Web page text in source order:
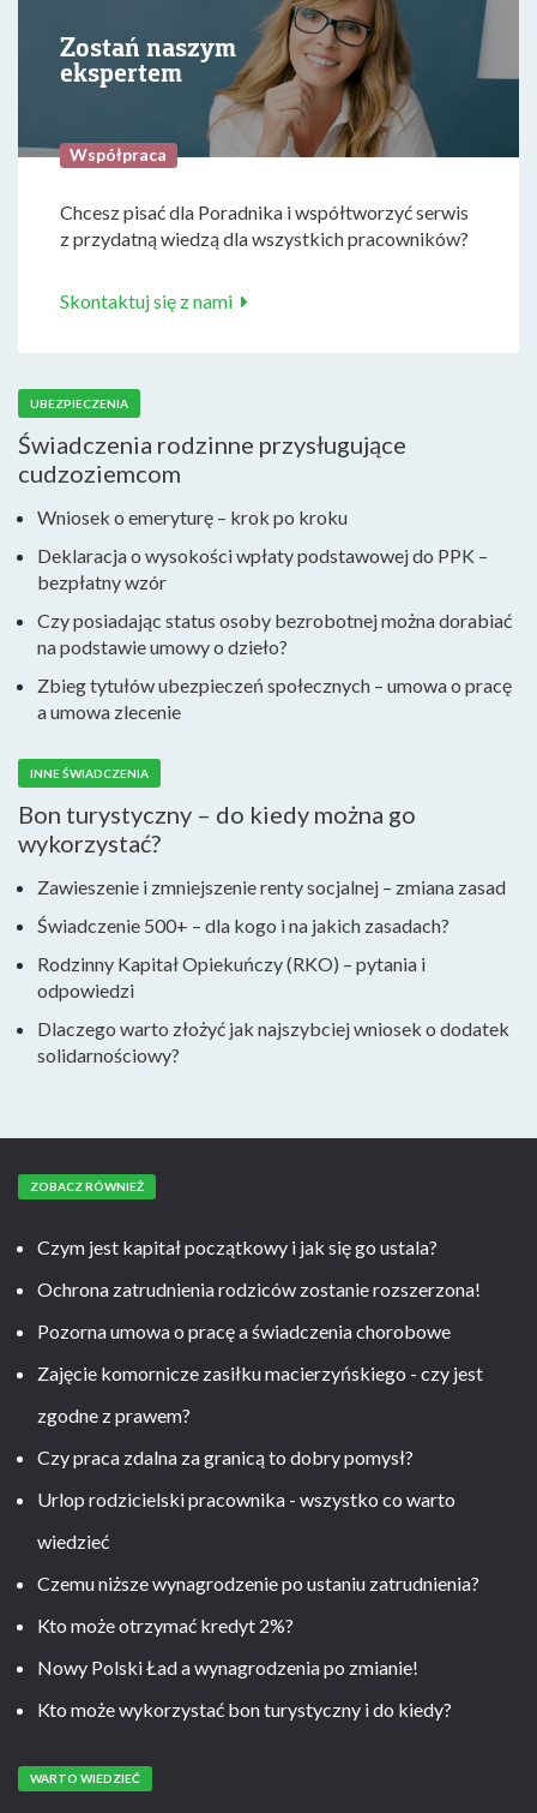
Zostań naszym
ekspertem
Współpraca
Chcesz pisać dla Poradnika i współtworzyć serwis
z przydatną wiedzą dla wszystkich pracowników?
Skontaktuj się z nami
UBEZPIECZENIA
Świadczenia rodzinne przysługujące
cudzoziemcom
Wniosek o emeryturę – krok po kroku
Deklaracja o wysokości wpłaty podstawowej do PPK –
bezpłatny wzór
Czy posiadając status osoby bezrobotnej można dorabiać
na podstawie umowy o dzieło?
Zbieg tytułów ubezpieczeń społecznych – umowa o pracę
a umowa zlecenie
INNE ŚWIADCZENIA
Bon turystyczny – do kiedy można go
wykorzystać?
Zawieszenie i zmniejszenie renty socjalnej – zmiana zasad
Świadczenie 500+ – dla kogo i na jakich zasadach?
Rodzinny Kapitał Opiekuńczy (RKO) – pytania i
odpowiedzi
Dlaczego warto złożyć jak najszybciej wniosek o dodatek
solidarnościowy?
ZOBACZ RÓWNIEŻ
Czym jest kapitał początkowy i jak się go ustala?
Ochrona zatrudnienia rodziców zostanie rozszerzona!
Pozorna umowa o pracę a świadczenia chorobowe
Zajęcie komornicze zasiłku macierzyńskiego - czy jest
zgodne z prawem?
Czy praca zdalna za granicą to dobry pomysł?
Urlop rodzicielski pracownika - wszystko co warto
wiedzieć
Czemu niższe wynagrodzenie po ustaniu zatrudnienia?
Kto może otrzymać kredyt 2%?
Nowy Polski Ład a wynagrodzenia po zmianie!
Kto może wykorzystać bon turystyczny i do kiedy?
WARTO WIEDZIEĆ